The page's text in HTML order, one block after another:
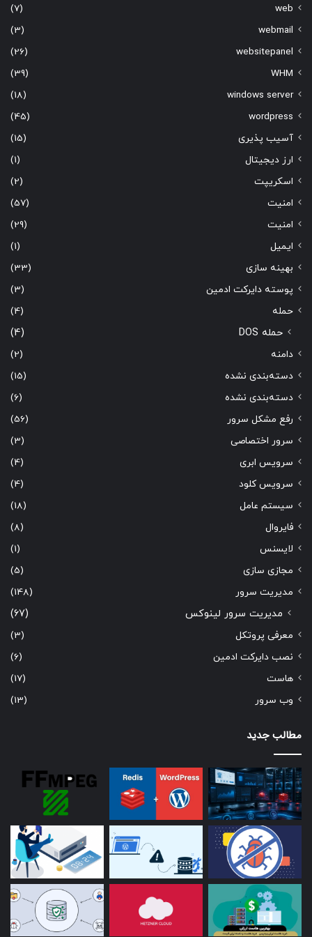
web
(7)
webmail
(3)
websitepanel
(26)
WHM
(39)
windows server
(18)
wordpress
(45)
آسیب پذیری
(15)
ارز دیجیتال
(1)
اسکریپت
(2)
امنیت
(57)
امنیت
(29)
ایمیل
(1)
بهینه سازی
(33)
پوسته دایرکت ادمین
(3)
حمله
(4)
حمله DOS (4)
دامنه
(2)
دسته‌بندی نشده
(15)
دسته‌بندی نشده
(6)
رفع مشکل سرور
(56)
سرور اختصاصی
(3)
سرویس ابری
(4)
سرویس کلود
(4)
سیستم عامل
(18)
فایروال
(8)
لایسنس
(1)
مجازی سازی
(5)
مدیریت سرور
(148)
مدیریت سرور لینوکس (67)
معرفی پروتکل
(3)
نصب دایرکت ادمین
(6)
هاست
(17)
وب سرور
(13)
مطالب جدید